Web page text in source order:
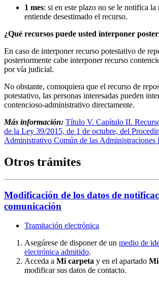
1 mes: si en este plazo no se le notifica la
entiende desestimado el recurso.
¿Qué recursos puede usted interponer
En caso de interponer recurso potestativo de
posteriormente cabe interponer recurso
por vía judicial.
No obstante, comoquiera que el recurso de
potestativo, las personas interesadas pueden
contencioso-administrativo directamente.
Más información: Título V. Capítulo II.
de la Ley 39/2015, de 1 de octubre, del
Administrativo Común de las Administraciones
Otros trámites
Modificación de los datos de
comunicación
Tramitación electrónica
Asegúrese de disponer de un medio de
electrónica admitido.
Acceda a Mi carpeta y en el apartado
modificar sus datos de contacto.